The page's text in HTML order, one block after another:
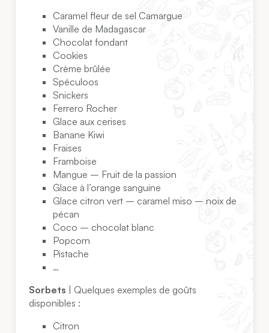
Caramel fleur de sel Camargue
Vanille de Madagascar
Chocolat fondant
Cookies
Crème brûlée
Spéculoos
Snickers
Ferrero Rocher
Glace aux cerises
Banane Kiwi
Fraises
Framboise
Mangue – Fruit de la passion
Glace à l’orange sanguine
Glace citron vert – caramel miso – noix de
pécan
Coco – chocolat blanc
Popcorn
Pistache
…
Sorbets | Quelques exemples de goûts
disponibles :
Citron